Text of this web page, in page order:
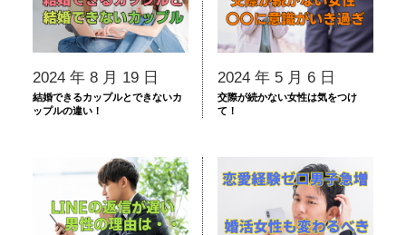
2024 年 8 月 19 日
結婚できるカップルとできないカ
ップルの違い！
2024 年 5 月 6 日
交際が続かない女性は気をつけ
て！